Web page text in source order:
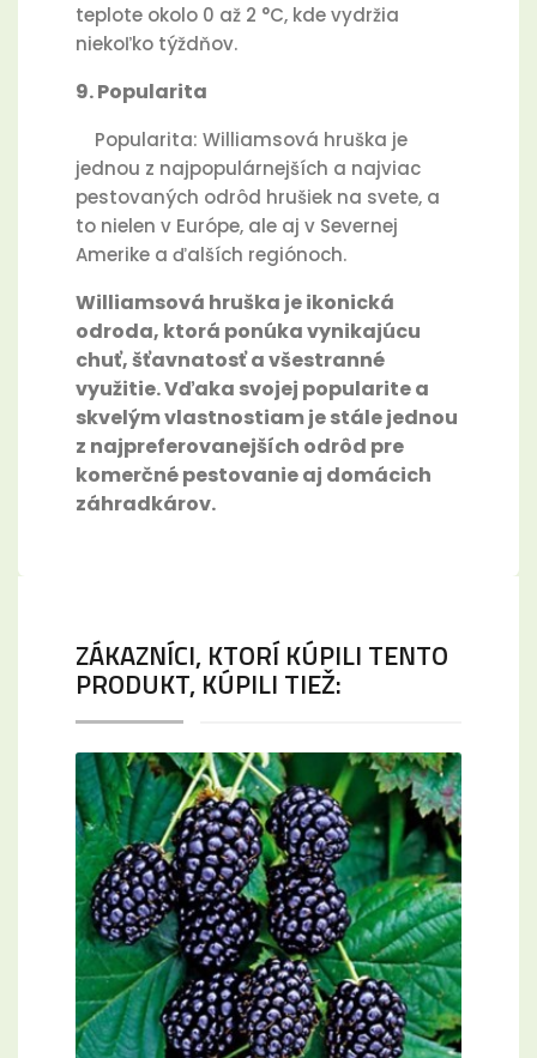
teplote okolo 0 až 2 °C, kde vydržia
niekoľko týždňov.
9. Popularita
Popularita: Williamsová hruška je
jednou z najpopulárnejších a najviac
pestovaných odrôd hrušiek na svete, a
to nielen v Európe, ale aj v Severnej
Amerike a ďalších regiónoch.
Williamsová hruška je ikonická
odroda, ktorá ponúka vynikajúcu
chuť, šťavnatosť a všestranné
využitie. Vďaka svojej popularite a
skvelým vlastnostiam je stále jednou
z najpreferovanejších odrôd pre
komerčné pestovanie aj domácich
záhradkárov.
ZÁKAZNÍCI, KTORÍ KÚPILI TENTO
PRODUKT, KÚPILI TIEŽ: